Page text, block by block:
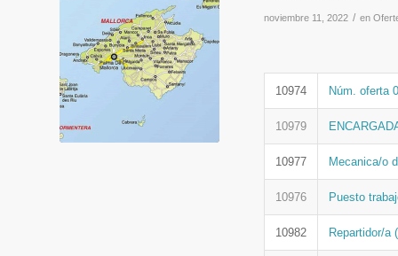
noviembre 11, 2022 / en
10974 Núm. oferta
10979
10977 Mecanica/o
10976 Puesto
10982 Repartidor/a